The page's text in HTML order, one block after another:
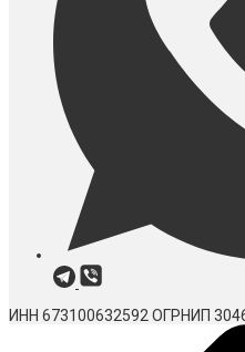
ИНН 673100632592 ОГРНИП